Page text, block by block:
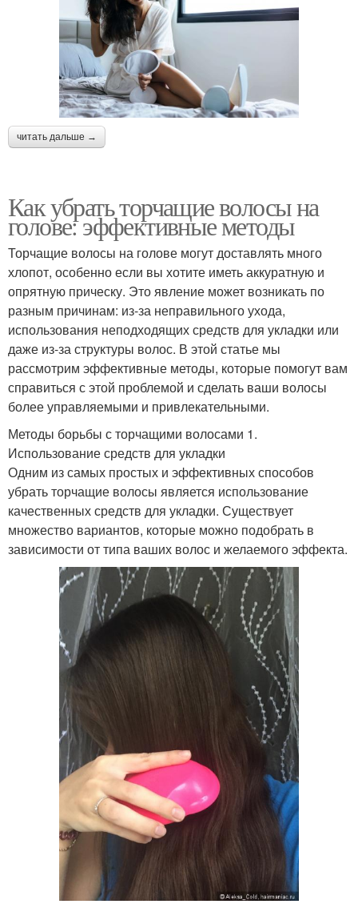
читать дальше →
Как убрать торчащие волосы на
голове: эффективные методы
Торчащие волосы на голове могут доставлять много
хлопот, особенно если вы хотите иметь аккуратную и
опрятную прическу. Это явление может возникать по
разным причинам: из-за неправильного ухода,
использования неподходящих средств для укладки или
даже из-за структуры волос. В этой статье мы
рассмотрим эффективные методы, которые помогут вам
справиться с этой проблемой и сделать ваши волосы
более управляемыми и привлекательными.
Методы борьбы с торчащими волосами 1.
Использование средств для укладки
Одним из самых простых и эффективных способов
убрать торчащие волосы является использование
качественных средств для укладки. Существует
множество вариантов, которые можно подобрать в
зависимости от типа ваших волос и желаемого эффекта.